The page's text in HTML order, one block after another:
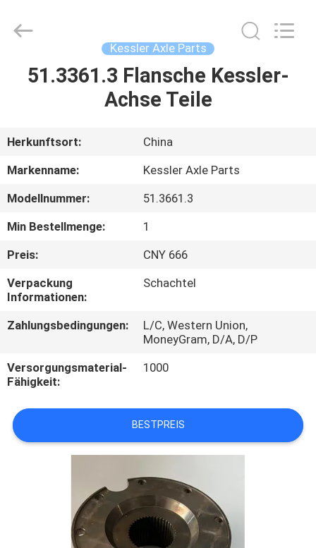
HAUS
ÜBER
UNS
FABRIK-
AUSFLUG
QUALITÄTSKONTROLLE
SIE
MIT
UNS
IN
FORDERN
Kessler Axle Parts
51.3361.3 Flansche Kessler-
Achse Teile
Herkunftsort:
China
Markenname:
Kessler Axle Parts
Modellnummer:
51.3661.3
Min Bestellmenge:
1
Preis:
CNY 666
Verpackung
Informationen:
Schachtel
Zahlungsbedingungen:
L/C, Western Union,
MoneyGram, D/A, D/P
Versorgungsmaterial-
Fähigkeit:
1000
BESTPREIS